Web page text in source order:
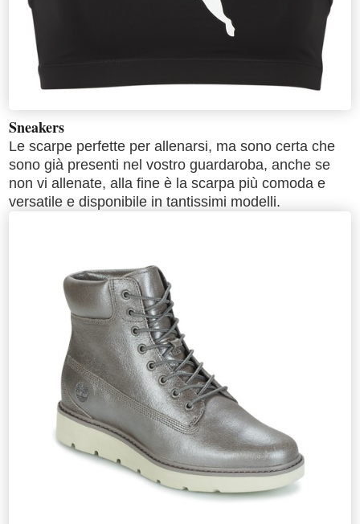
Sneakers
Le scarpe perfette per allenarsi, ma sono certa che
sono già presenti nel vostro guardaroba, anche se
non vi allenate, alla fine è la scarpa più comoda e
versatile e disponibile in tantissimi modelli.